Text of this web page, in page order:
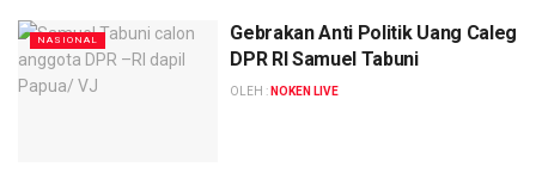
NASIONAL
Gebrakan Anti Politik Uang Caleg
DPR RI Samuel Tabuni
OLEH : NOKEN LIVE